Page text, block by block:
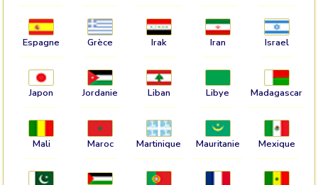
Espagne Grèce Irak Iran Israel
Japon Jordanie Liban Libye Madagascar
Mali Maroc Martinique Mauritanie Mexique